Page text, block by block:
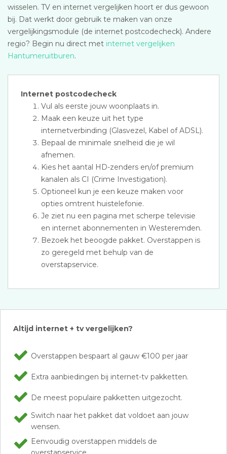
wisselen. TV en internet vergelijken hoort er dus gewoon
bij. Dat werkt door gebruik te maken van onze
vergelijkingsmodule (de internet postcodecheck). Andere
regio? Begin nu direct met internet vergelijken
Hantumeruitburen.
Internet postcodecheck
Vul als eerste jouw woonplaats in.
Maak een keuze uit het type
internetverbinding (Glasvezel, Kabel of ADSL).
Bepaal de minimale snelheid die je wil
afnemen.
Kies het aantal HD-zenders en/of premium
kanalen als CI (Crime Investigation).
Optioneel kun je een keuze maken voor
opties omtrent huistelefonie.
Je ziet nu een pagina met scherpe televisie
en internet abonnementen in Westeremden.
Bezoek het beoogde pakket. Overstappen is
zo geregeld met behulp van de
overstapservice.
Altijd internet + tv vergelijken?
Overstappen bespaart al gauw €100 per jaar
Extra aanbiedingen bij internet-tv pakketten.
De meest populaire pakketten uitgezocht.
Switch naar het pakket dat voldoet aan jouw
wensen.
Eenvoudig overstappen middels de